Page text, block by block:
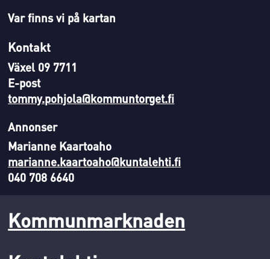
Var finns vi på kartan
Kontakt
Växel 09 7711
E-post
tommy.pohjola@kommuntorget.fi
Annonser
Marianne Kaartoaho
marianne.kaartoaho@kuntalehti.fi
040 708 6640
Kommunmarknaden